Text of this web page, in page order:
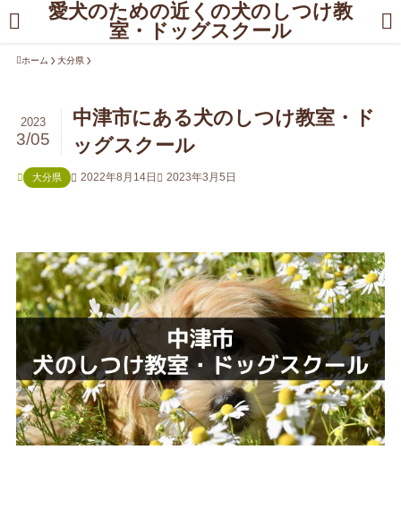
愛犬のための近くの犬のしつけ教
室・ドッグスクール
ホーム 大分県
中津市にある犬のしつけ教室・ド
ッグスクール
2023
3/05
大分県 2022年8月14日 2023年3月5日